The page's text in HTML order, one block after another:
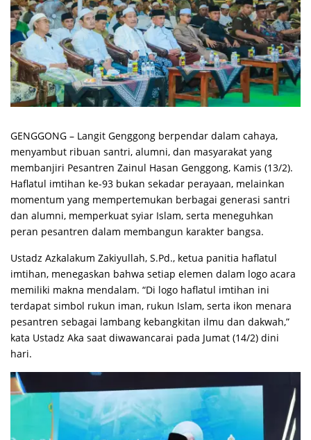
GENGGONG – Langit Genggong berpendar dalam cahaya,
menyambut ribuan santri, alumni, dan masyarakat yang
membanjiri Pesantren Zainul Hasan Genggong, Kamis (13/2).
Haflatul imtihan ke-93 bukan sekadar perayaan, melainkan
momentum yang mempertemukan berbagai generasi santri
dan alumni, memperkuat syiar Islam, serta meneguhkan
peran pesantren dalam membangun karakter bangsa.
Ustadz Azkalakum Zakiyullah, S.Pd., ketua panitia haflatul
imtihan, menegaskan bahwa setiap elemen dalam logo acara
memiliki makna mendalam. “Di logo haflatul imtihan ini
terdapat simbol rukun iman, rukun Islam, serta ikon menara
pesantren sebagai lambang kebangkitan ilmu dan dakwah,”
kata Ustadz Aka saat diwawancarai pada Jumat (14/2) dini
hari.